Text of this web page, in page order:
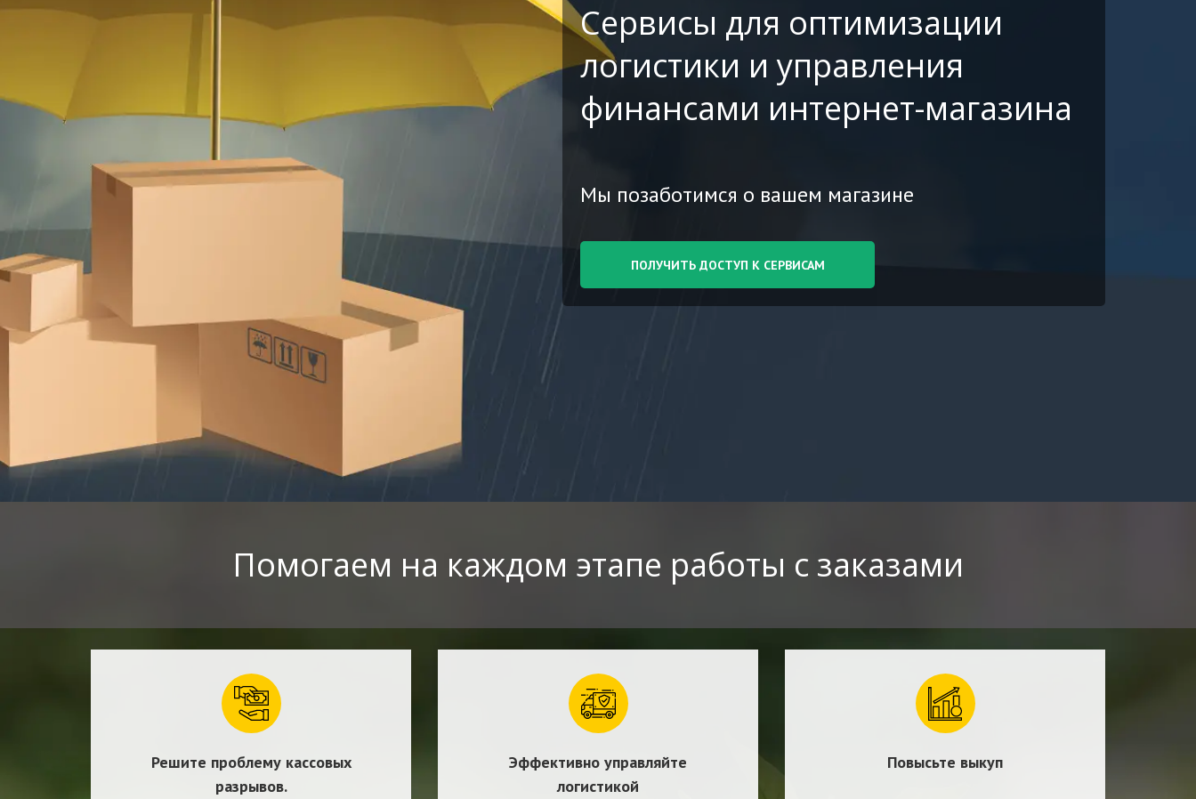
Сервисы для оптимизации
логистики и управления
финансами интернет-магазина
Мы позаботимся о вашем магазине
ПОЛУЧИТЬ ДОСТУП К СЕРВИСАМ
Помогаем на каждом этапе работы с заказами
Решите проблему кассовых
разрывов.
Эффективно управляйте
логистикой
Повысьте выкуп